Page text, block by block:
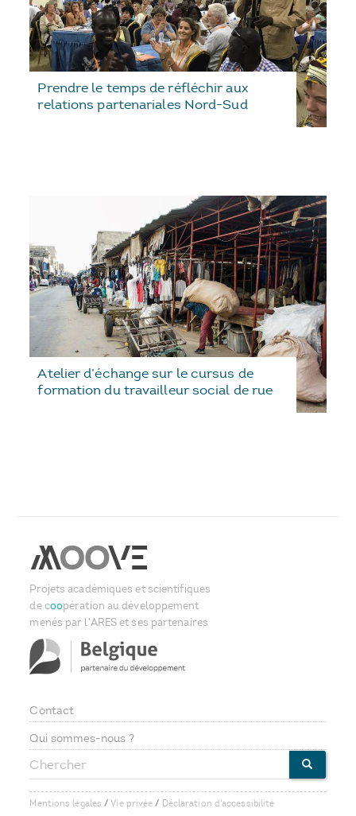
Prendre le temps de réfléchir aux
relations partenariales Nord-Sud
Atelier d’échange sur le cursus de
formation du travailleur social de rue
Projets académiques et scientifiques
de coopération au développement
menés par l'ARES et ses partenaires
Footer
menu
Contact
Qui sommes-nous ?
Chercher
Mentions légales /Vie privée / Déclaration d'accessibilité